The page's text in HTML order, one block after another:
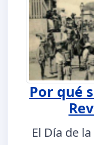
Por qué
El Día de